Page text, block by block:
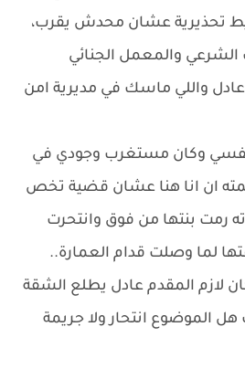
تحذيرية عشان محدش يقرب،
والمعمل الجنائي
واللي ماسك في مديرية امن
وكان مستغرب وجودي في
ان انا هنا عشان قضية تخص
رمت بنتها من فوق وانتحرت
لما وصلت قدام العمارة..
لازم المقدم عادل يطلع الشقة
الموضوع انتحار ولا جريمة